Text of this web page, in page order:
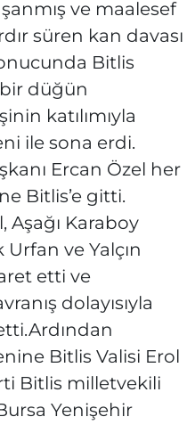
ve maalesef
süren kan davası
Bitlis
düğün
katılımıyla
ile sona erdi.
Ercan Özel her
Bitlis’e gitti.
Aşağı Karaboy
ve Yalçın
etti ve
dolayısıyla
Bitlis Valisi Erol
Bitlis milletvekili
Yenişehir